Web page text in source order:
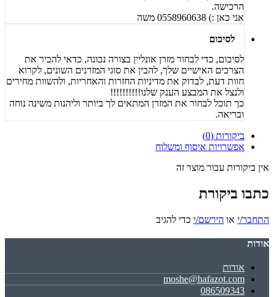
הרכישה.
אני כאן :) 0558960638 משה
לסיכום
לסיכום, כדי לבחור מזרן אונליין בצורה נכונה, כדאי להכיר את
הצרכים האישיים שלך, להבין את סוגי המזרנים השונים, לקרוא
חוות דעת, לבדוק את מדיניות החזרות והאחריות, ולהשוות מחירים
ולנצל את המבצע הענק שלנו!!!!!!!!!!
כך תוכל לבחור את המזרן המתאים לך ביותר וליהנות משינה נוחה
ובריאה.
ביקורות (0)
אפשרויות איסוף ומשלוח
אין ביקורות עבור מוצר זה
כתבו ביקורת
התחבר/י או הירשם/י כדי להגיב
אודות
אודות
moshe@hafazot.com
086509343